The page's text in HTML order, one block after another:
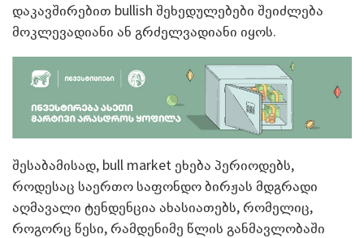
დაკავშირებით bullish შეხედულებები შეიძლება
მოკლევადიანი ან გრძელვადიანი იყოს.
შესაბამისად, bull market ეხება პერიოდებს,
როდესაც საერთო საფონდო ბირჟას მდგრადი
აღმავალი ტენდენცია ახასიათებს, რომელიც,
როგორც წესი, რამდენიმე წლის განმავლობაში